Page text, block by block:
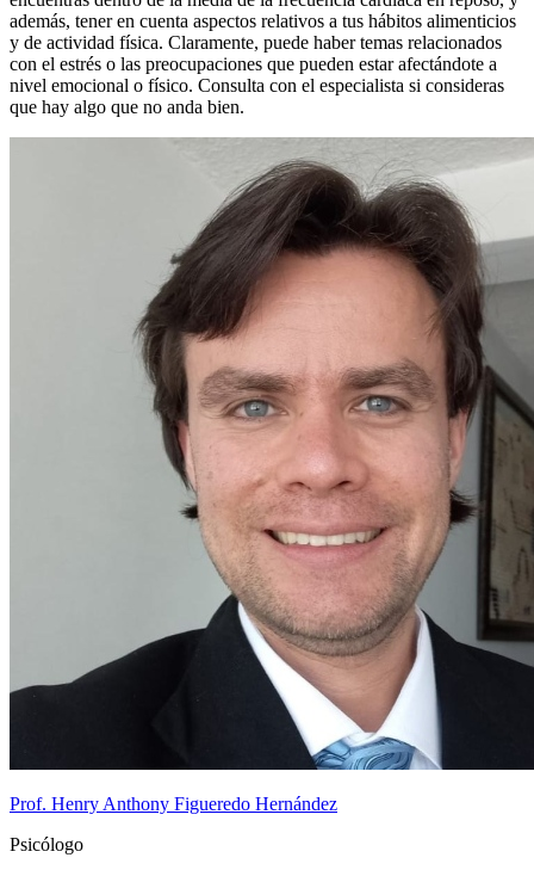
además, tener en cuenta aspectos relativos a tus hábitos alimenticios
y de actividad física. Claramente, puede haber temas relacionados
con el estrés o las preocupaciones que pueden estar afectándote a
nivel emocional o físico. Consulta con el especialista si consideras
que hay algo que no anda bien.
Prof. Henry Anthony Figueredo Hernández
Psicólogo